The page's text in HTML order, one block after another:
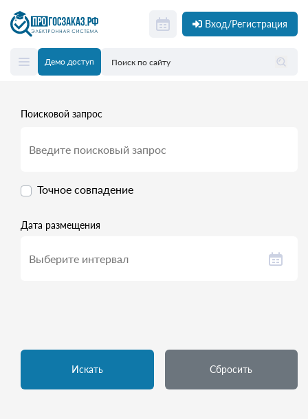
Вход/Регистрация
Демо доступ
Поисковой запрос
Точное совпадение
Дата размещения
Искать Сбросить